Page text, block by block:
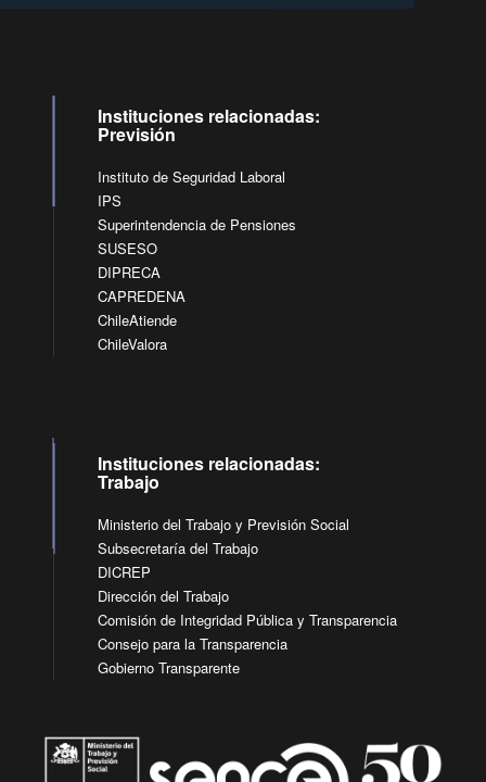
Instituciones relacionadas:
Previsión
Instituto de Seguridad Laboral
IPS
Superintendencia de Pensiones
SUSESO
DIPRECA
CAPREDENA
ChileAtiende
ChileValora
Instituciones relacionadas:
Trabajo
Ministerio del Trabajo y Previsión Social
Subsecretaría del Trabajo
DICREP
Dirección del Trabajo
Comisión de Integridad Pública y Transparencia
Consejo para la Transparencia
Gobierno Transparente